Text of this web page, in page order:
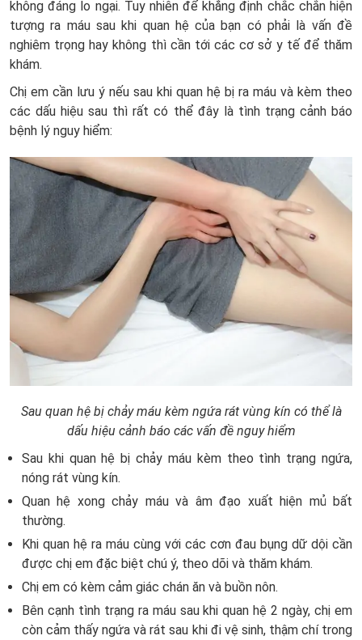
không đáng lo ngại. Tuy nhiên để khẳng định chắc chắn hiện
tượng ra máu sau khi quan hệ của bạn có phải là vấn đề
nghiêm trọng hay không thì cần tới các cơ sở y tế để thăm
khám.
Chị em cần lưu ý nếu sau khi quan hệ bị ra máu và kèm theo
các dấu hiệu sau thì rất có thể đây là tình trạng cảnh báo
bệnh lý nguy hiểm:
Sau quan hệ bị chảy máu kèm ngứa rát vùng kín có thể là
dấu hiệu cảnh báo các vấn đề nguy hiểm
Sau khi quan hệ bị chảy máu kèm theo tình trạng ngứa,
nóng rát vùng kín.
Quan hệ xong chảy máu và âm đạo xuất hiện mủ bất
thường.
Khi quan hệ ra máu cùng với các cơn đau bụng dữ dội cần
được chị em đặc biệt chú ý, theo dõi và thăm khám.
Chị em có kèm cảm giác chán ăn và buồn nôn.
Bên cạnh tình trạng ra máu sau khi quan hệ 2 ngày, chị em
còn cảm thấy ngứa và rát sau khi đi vệ sinh, thậm chí trong